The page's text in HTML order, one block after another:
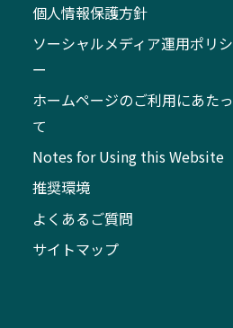
個人情報保護方針
ソーシャルメディア運用ポリシ
ー
ホームページのご利用にあたっ
て
Notes for Using this Website
推奨環境
よくあるご質問
サイトマップ